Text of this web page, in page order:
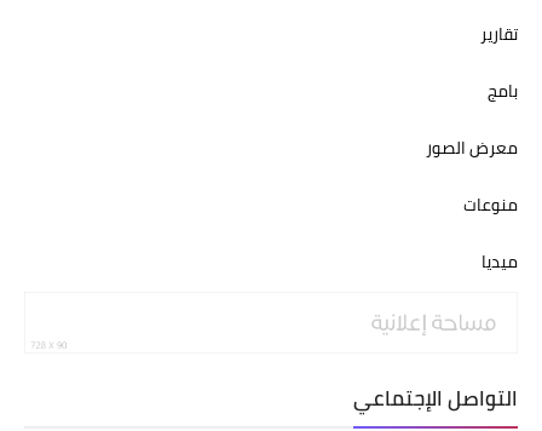
تقارير
بامج
معرض الصور
منوعات
ميديا
التواصل الإجتماعي